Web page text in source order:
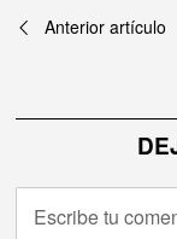
Anterior artículo